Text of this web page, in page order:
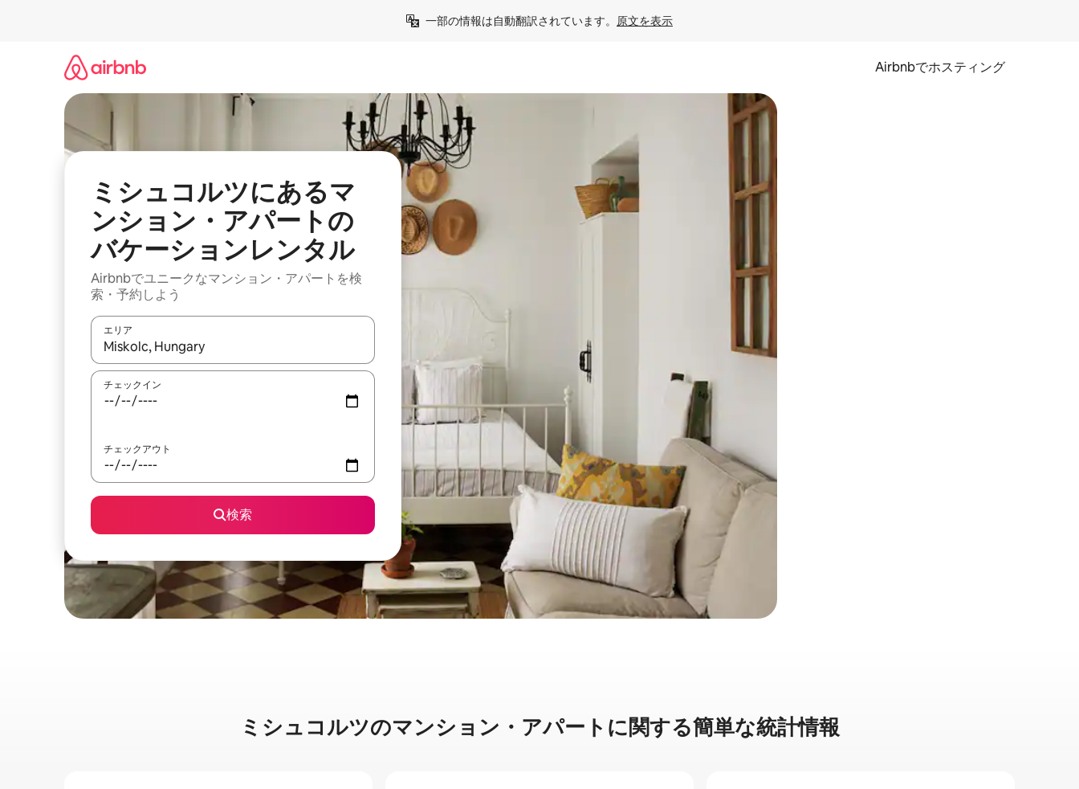
一部の情報は自動翻訳されています。 原文を表示
Airbnbでホスティング
ミシュコルツにあるマ
ンション・アパートの
バケーションレンタル
Airbnbでユニークなマンション・アパートを検
索・予約しよう
エリア
検索結果が表示されたら、上下の矢印キーを使って移動するか、画面をタッチまたはスワイプして検索結果を確認することができます。
チェックイン
チェックアウト
検索
ミシュコルツのマ⁠ン⁠シ⁠ョ⁠ン・ア⁠パ⁠ー⁠ト⁠に関⁠す⁠る簡⁠単⁠な統⁠計⁠情⁠報